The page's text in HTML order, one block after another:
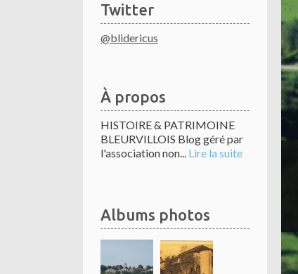
Twitter
@blidericus
À propos
HISTOIRE & PATRIMOINE
BLEURVILLOIS Blog géré par
l'association non... Lire la suite
Albums photos